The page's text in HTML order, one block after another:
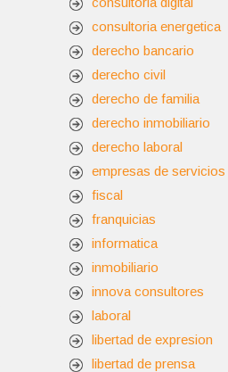
consultoria energetica
derecho bancario
derecho civil
derecho de familia
derecho inmobiliario
derecho laboral
empresas de servicios
fiscal
franquicias
informatica
inmobiliario
innova consultores
laboral
libertad de expresion
libertad de prensa